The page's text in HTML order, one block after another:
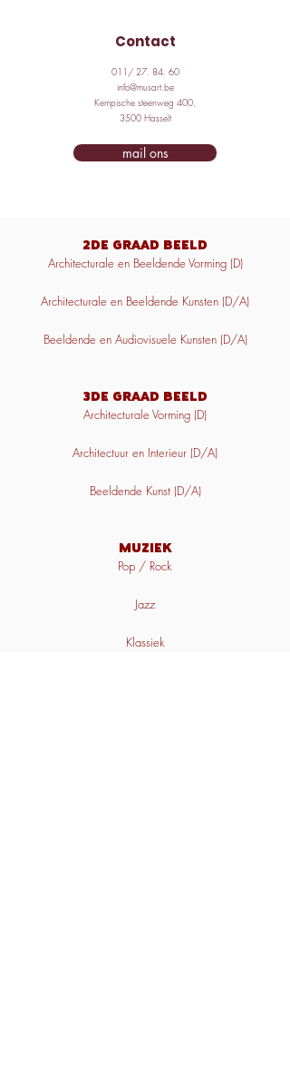
Contact
011/ 27. 84. 60
info@musart.be
Kempische steenweg 400,
3500 Hasselt
mail ons
2de GRAAD BEELD
Architecturale en Beeldende Vorming (D)
Architecturale en Beeldende Kunsten (D/A)
Beeldende en Audiovisuele Kunsten (D/A)
3de GRAAD BEELD
Architecturale Vorming (D)
Architectuur en Interieur (D/A)
Beeldende Kunst (D/A)
Muziek
Pop / Rock
Jazz
Klassiek